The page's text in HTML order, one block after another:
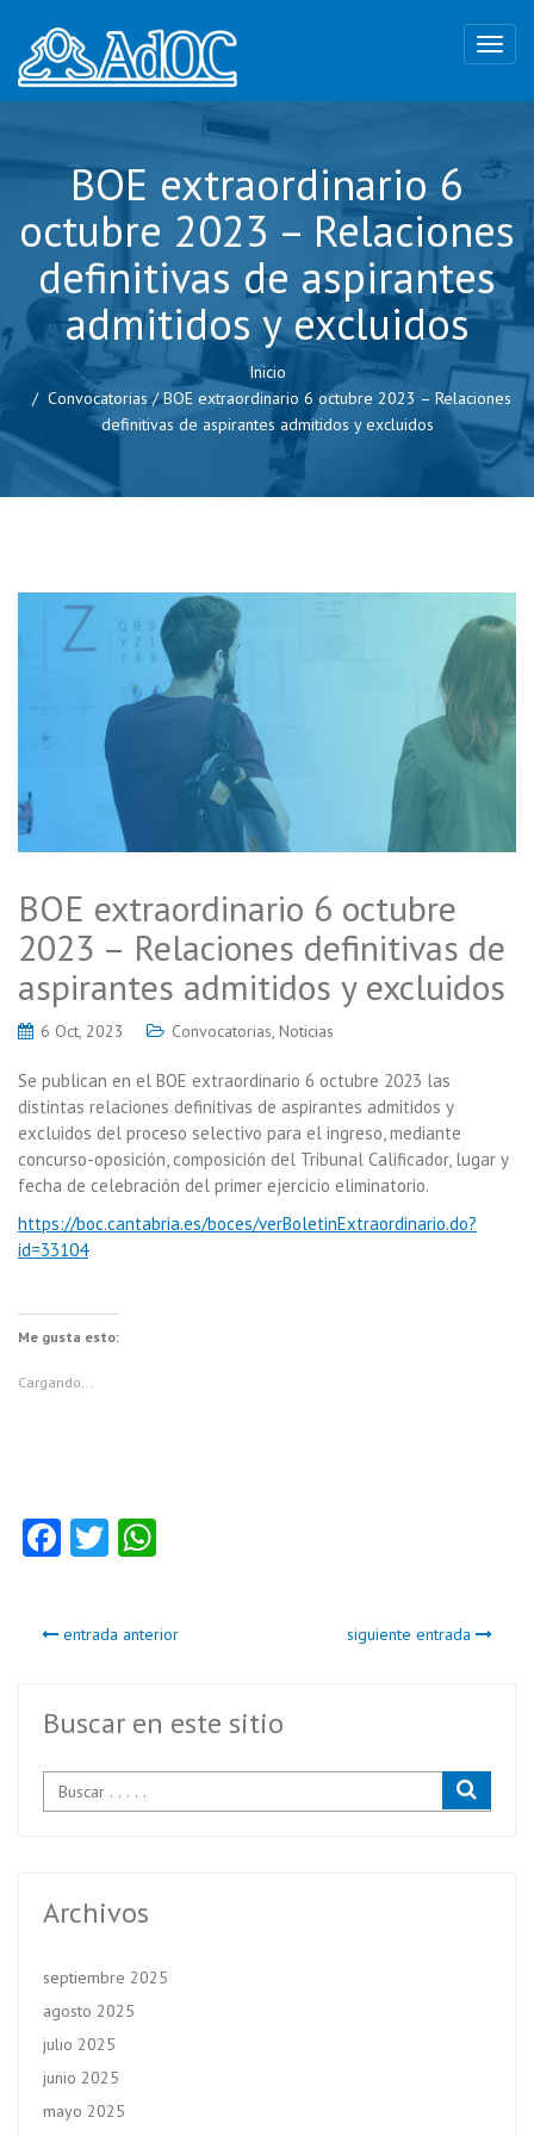
BOE extraordinario 6
octubre 2023 – Relaciones
definitivas de aspirantes
admitidos y excluidos
Inicio
Convocatorias /BOE extraordinario 6 octubre 2023 – Relaciones
definitivas de aspirantes admitidos y excluidos
BOE extraordinario 6 octubre
2023 – Relaciones definitivas de
aspirantes admitidos y excluidos
6 Oct, 2023 Convocatorias, Noticias
Se publican en el BOE extraordinario 6 octubre 2023 las
distintas relaciones definitivas de aspirantes admitidos y
excluidos del proceso selectivo para el ingreso, mediante
concurso-oposición, composición del Tribunal Calificador, lugar y
fecha de celebración del primer ejercicio eliminatorio.
https://boc.cantabria.es/boces/verBoletinExtraordinario.do?
id=33104
Me gusta esto:
Cargando...
Fa
o
k
T
er A
p
entrada anterior siguiente entrada
Buscar en este sitio
Archivos
septiembre 2025
agosto 2025
julio 2025
junio 2025
mayo 2025